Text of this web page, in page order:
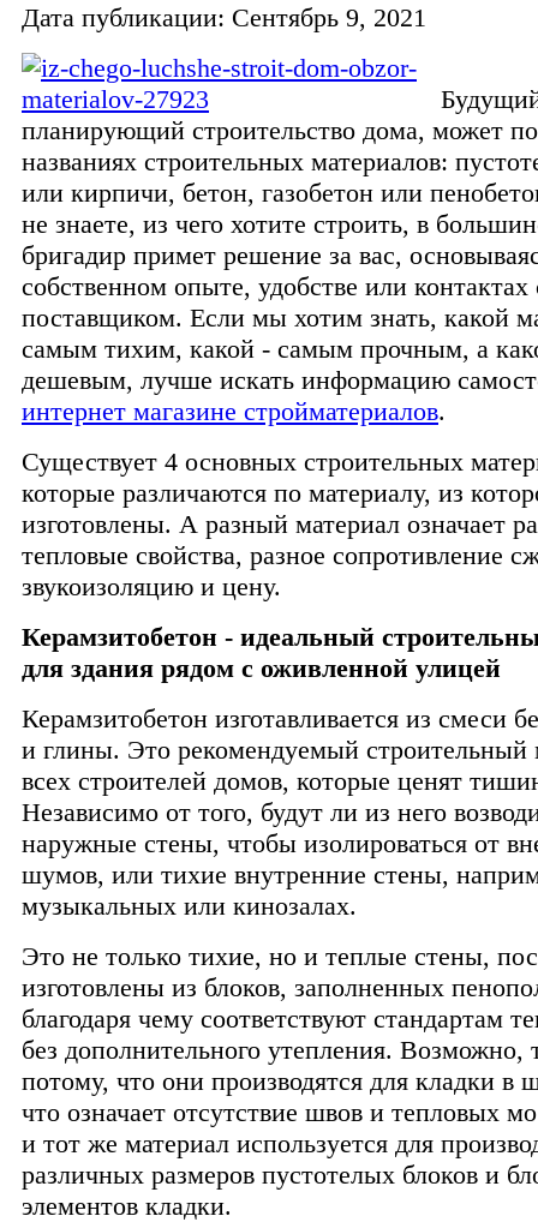
Дата публикации: Сентябрь 9, 2021
планирующий строительство дома, может
названиях строительных материалов:
или кирпичи, бетон, газобетон или
не знаете, из чего хотите строить, в
бригадир примет решение за вас,
собственном опыте, удобстве или
поставщиком. Если мы хотим знать, какой
самым тихим, какой - самым прочным, а
дешевым, лучше искать информацию
интернет магазине стройматериалов.
Существует 4 основных строительных
которые различаются по материалу, из
изготовлены. А разный материал означает
тепловые свойства, разное сопротивление
звукоизоляцию и цену.
Керамзитобетон - идеальный
для здания рядом с оживленной улицей
Керамзитобетон изготавливается из смеси
и глины. Это рекомендуемый строительный
всех строителей домов, которые ценят
Независимо от того, будут ли из него
наружные стены, чтобы изолироваться от
шумов, или тихие внутренние стены,
музыкальных или кинозалах.
Это не только тихие, но и теплые стены,
изготовлены из блоков, заполненных
благодаря чему соответствуют стандартам
без дополнительного утепления. Возможно,
потому, что они производятся для кладки в
что означает отсутствие швов и тепловых
и тот же материал используется для
различных размеров пустотелых блоков и
элементов кладки.